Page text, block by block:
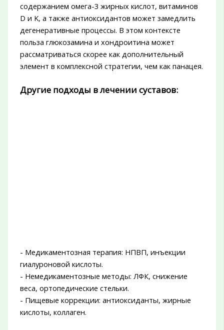
содержанием омега-3 жирных кислот, витаминов
D и K, а также антиоксидантов может замедлить
дегенеративные процессы. В этом контексте
польза глюкозамина и хондроитина может
рассматриваться скорее как дополнительный
элемент в комплексной стратегии, чем как панацея.
Другие подходы в лечении суставов:
- Медикаментозная терапия: НПВП, инъекции
гиалуроновой кислоты.
- Немедикаментозные методы: ЛФК, снижение
веса, ортопедические стельки.
- Пищевые коррекции: антиоксиданты, жирные
кислоты, коллаген.